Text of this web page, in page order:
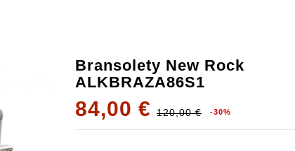
Bransolety New Rock
ALKBRAZA86S1
84,00 € 120,00 € -30%